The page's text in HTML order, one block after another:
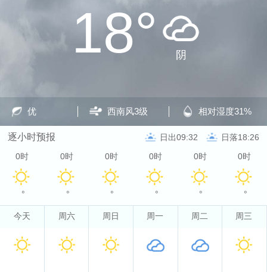
18° 阴
优 西南风3级 相对湿度31%
逐小时预报 日出09:32 日落18:26
0时
°
0时
°
0时
°
0时
°
0时
°
0时
°
今天 周六 周日 周一 周二 周三